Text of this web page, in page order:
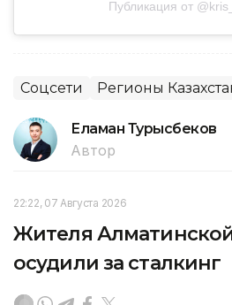
Публикация от
Соцсети Регионы
Еламан Турысбеков
Автор
22:22, 07 Августа 2026
Жителя
осудили за сталкинг